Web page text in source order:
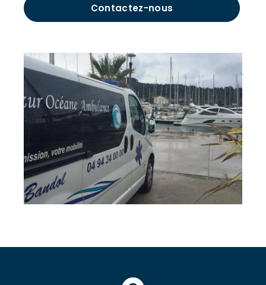
Contactez-nous